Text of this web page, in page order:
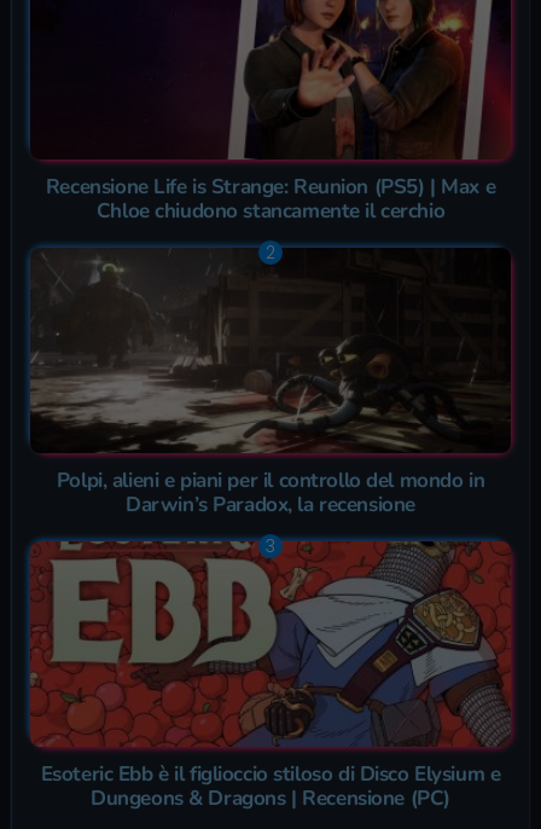
Recensione Life is Strange: Reunion (PS5) | Max e
Chloe chiudono stancamente il cerchio
Polpi, alieni e piani per il controllo del mondo in
Darwin’s Paradox, la recensione
Esoteric Ebb è il figlioccio stiloso di Disco Elysium e